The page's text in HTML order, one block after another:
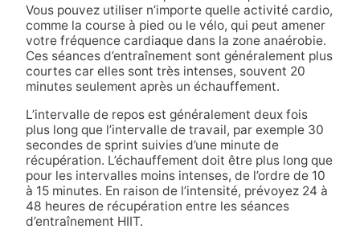
Vous pouvez utiliser n’importe quelle activité cardio,
comme la course à pied ou le vélo, qui peut amener
votre fréquence cardiaque dans la zone anaérobie.
Ces séances d’entraînement sont généralement plus
courtes car elles sont très intenses, souvent 20
minutes seulement après un échauffement.
L’intervalle de repos est généralement deux fois
plus long que l’intervalle de travail, par exemple 30
secondes de sprint suivies d’une minute de
récupération. L’échauffement doit être plus long que
pour les intervalles moins intenses, de l’ordre de 10
à 15 minutes. En raison de l’intensité, prévoyez 24 à
48 heures de récupération entre les séances
d’entraînement HIIT.